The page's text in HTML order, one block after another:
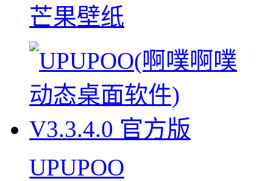
芒果壁纸
UPUPOO